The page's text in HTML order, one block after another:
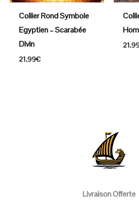
Collier Rond Symbole
Egyptien – Scarabée
Divin
21,99€
Livraison Offerte